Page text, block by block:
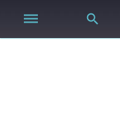
 